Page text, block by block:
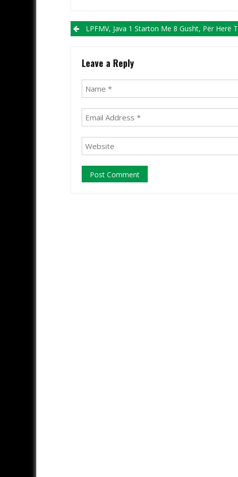
Post navigation
LPFMV, Java 1 Starton Me 8 Gusht, Për Herë Të Parë Do Të Luhet Në 4 Ditë Të Njëpasnjëshme!
Leave a Reply